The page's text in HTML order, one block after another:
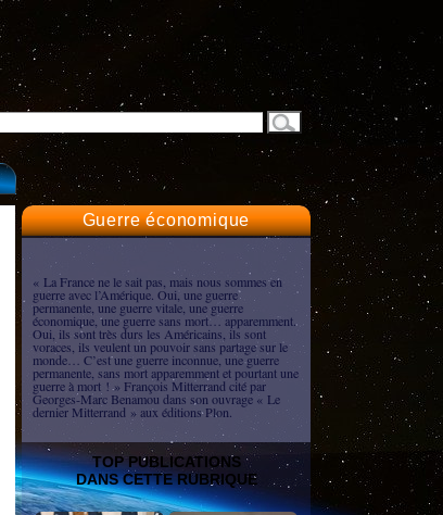
Guerre économique
« La France ne le sait pas, mais nous sommes en
guerre avec l’Amérique. Oui, une guerre
permanente, une guerre vitale, une guerre
économique, une guerre sans mort… apparemment.
Oui, ils sont très durs les Américains, ils sont
voraces, ils veulent un pouvoir sans partage sur le
monde… C’est une guerre inconnue, une guerre
permanente, sans mort apparemment et pourtant une
guerre à mort ! » François Mitterrand cité par
Georges-Marc Benamou dans son ouvrage « Le
dernier Mitterrand » aux éditions Plon.
TOP PUBLICATIONS
DANS CETTE RUBRIQUE